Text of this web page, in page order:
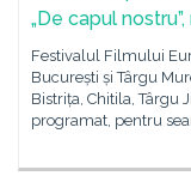
„De capul
Festivalul Filmului
București și Târgu
Bistrița, Chitila, Târgu
programat, pentru